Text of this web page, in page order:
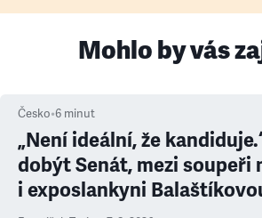
Mohlo by vás
Česko•6 minut
„Není ideální, že
dobýt Senát, mezi soupeři
i exposlankyni